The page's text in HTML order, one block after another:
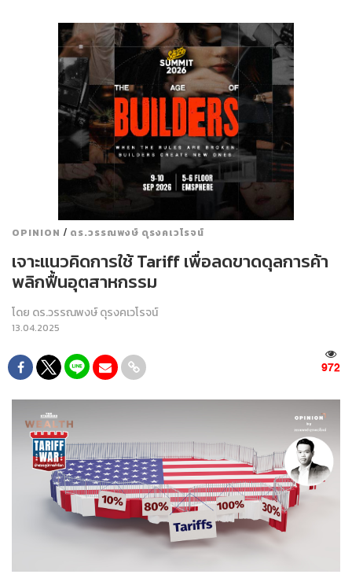
OPINION / ดร.วรรณพงษ์ ดุรงคเวโรจน์
เจาะแนวคิดการใช้ Tariff เพื่อลดขาดดุลการค้า
พลิกฟื้นอุตสาหกรรม
โดย ดร.วรรณพงษ์ ดุรงคเวโรจน์
13.04.2025
972